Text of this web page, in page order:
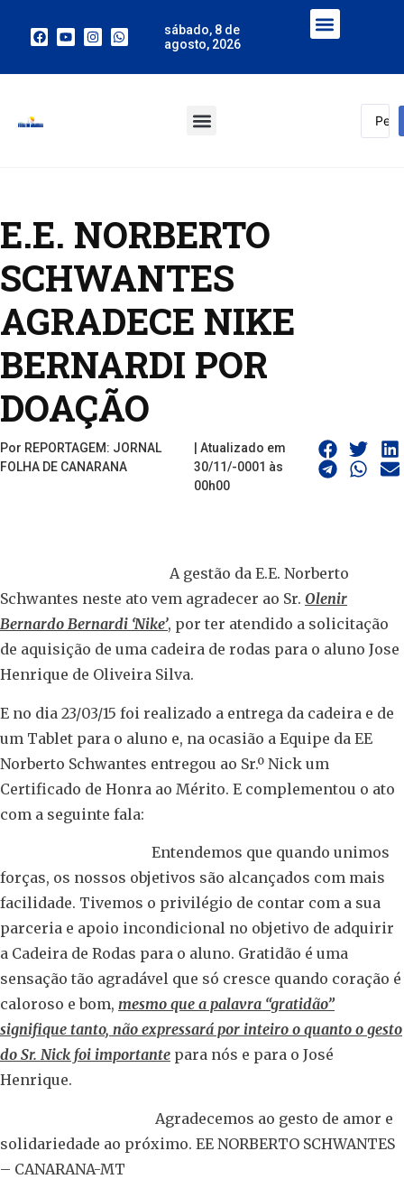
sábado, 8 de
agosto, 2026
E.E. NORBERTO
SCHWANTES
AGRADECE NIKE
BERNARDI POR
DOAÇÃO
Por REPORTAGEM: JORNAL
FOLHA DE CANARANA
| Atualizado em
30/11/-0001 às
00h00
A gestão da E.E. Norberto
Schwantes neste ato vem agradecer ao Sr. Olenir
Bernardo Bernardi ‘Nike’, por ter atendido a solicitação
de aquisição de uma cadeira de rodas para o aluno Jose
Henrique de Oliveira Silva.
E no dia 23/03/15 foi realizado a entrega da cadeira e de
um Tablet para o aluno e, na ocasião a Equipe da EE
Norberto Schwantes entregou ao Sr.º Nick um
Certificado de Honra ao Mérito. E complementou o ato
com a seguinte fala:
Entendemos que quando unimos
forças, os nossos objetivos são alcançados com mais
facilidade. Tivemos o privilégio de contar com a sua
parceria e apoio incondicional no objetivo de adquirir
a Cadeira de Rodas para o aluno. Gratidão é uma
sensação tão agradável que só cresce quando coração é
caloroso e bom, mesmo que a palavra “gratidão”
signifique tanto, não expressará por inteiro o quanto o gesto
do Sr. Nick foi importante para nós e para o José
Henrique.
Agradecemos ao gesto de amor e
solidariedade ao próximo. EE NORBERTO SCHWANTES
– CANARANA-MT